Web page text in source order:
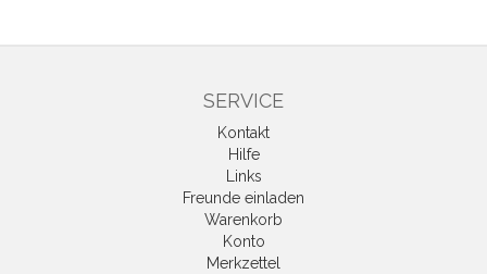
SERVICE
Kontakt
Hilfe
Links
Freunde einladen
Warenkorb
Konto
Merkzettel